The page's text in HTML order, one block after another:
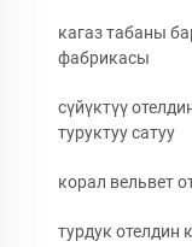
кагаз табаны
фабрикасы
сүйүктүү
туруктуу сатуу
корал вельвет
турдук отелдин